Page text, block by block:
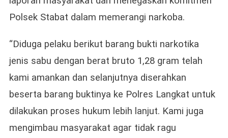
Polsek Stabat dalam memerangi narkoba.
“Diduga pelaku berikut barang bukti narkotika
jenis sabu dengan berat bruto 1,28 gram telah
kami amankan dan selanjutnya diserahkan
beserta barang buktinya ke Polres Langkat untuk
dilakukan proses hukum lebih lanjut. Kami juga
mengimbau masyarakat agar tidak ragu